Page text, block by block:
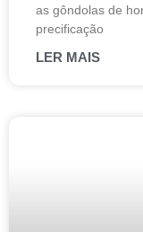
as gôndolas de
precificação
LER MAIS